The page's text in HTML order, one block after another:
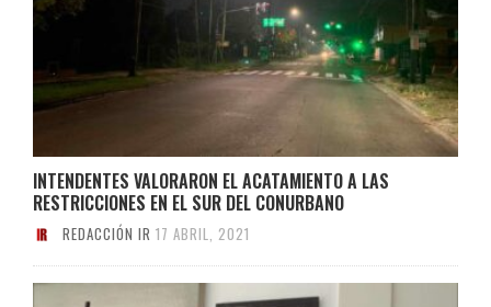
INTENDENTES VALORARON EL ACATAMIENTO A LAS
RESTRICCIONES EN EL SUR DEL CONURBANO
REDACCIÓN IR 17 ABRIL, 2021